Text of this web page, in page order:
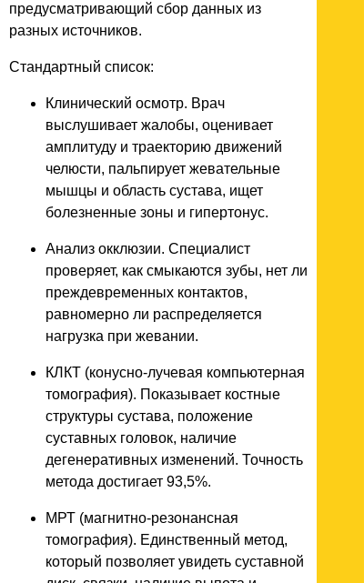
предусматривающий сбор данных из
разных источников.
Стандартный список:
Клинический осмотр. Врач
выслушивает жалобы, оценивает
амплитуду и траекторию движений
челюсти, пальпирует жевательные
мышцы и область сустава, ищет
болезненные зоны и гипертонус.
Анализ окклюзии. Специалист
проверяет, как смыкаются зубы, нет ли
преждевременных контактов,
равномерно ли распределяется
нагрузка при жевании.
КЛКТ (конусно-лучевая компьютерная
томография). Показывает костные
структуры сустава, положение
суставных головок, наличие
дегенеративных изменений. Точность
метода достигает 93,5%.
МРТ (магнитно-резонансная
томография). Единственный метод,
который позволяет увидеть суставной